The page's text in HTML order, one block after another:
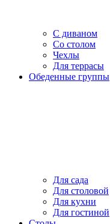
С диваном
Со столом
Чехлы
Для террасы
Обеденные группы
Для сада
Для столовой
Для кухни
Для гостиной